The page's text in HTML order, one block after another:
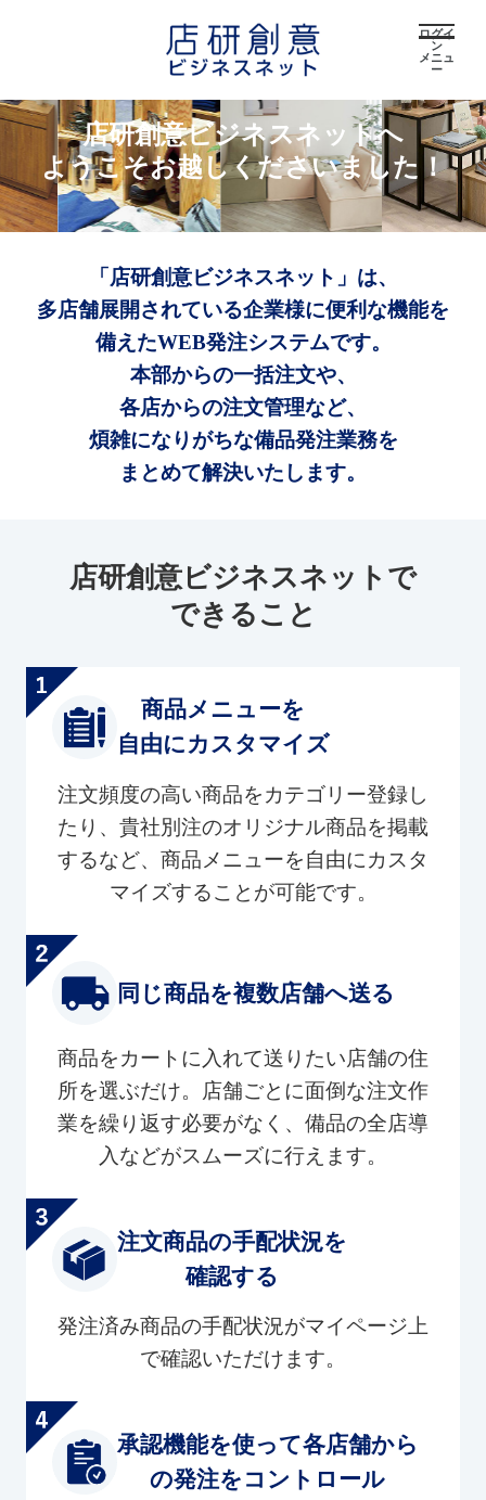
ログイ
ン
メニュ
ー
店研創意ビジネスネットへ
ようこそお越しくださいました！
「店研創意ビジネスネット」は、
多店舗展開されている企業様に便利な機能を
備えたWEB発注システムです。
本部からの一括注文や、
各店からの注文管理など、
煩雑になりがちな備品発注業務を
まとめて解決いたします。
店研創意ビジネスネットで
できること
商品メニューを
自由にカスタマイズ
注文頻度の高い商品をカテゴリー登録し
たり、貴社別注のオリジナル商品を掲載
するなど、商品メニューを自由にカスタ
マイズすることが可能です。
同じ商品を複数店舗へ送る
商品をカートに入れて送りたい店舗の住
所を選ぶだけ。店舗ごとに面倒な注文作
業を繰り返す必要がなく、備品の全店導
入などがスムーズに行えます。
注文商品の手配状況を
確認する
発注済み商品の手配状況がマイページ上
で確認いただけます。
承認機能を使って各店舗から
の発注をコントロール